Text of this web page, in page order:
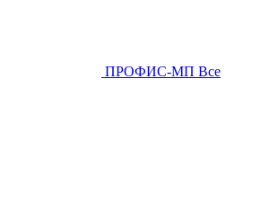
ПРОФИС-МП Все